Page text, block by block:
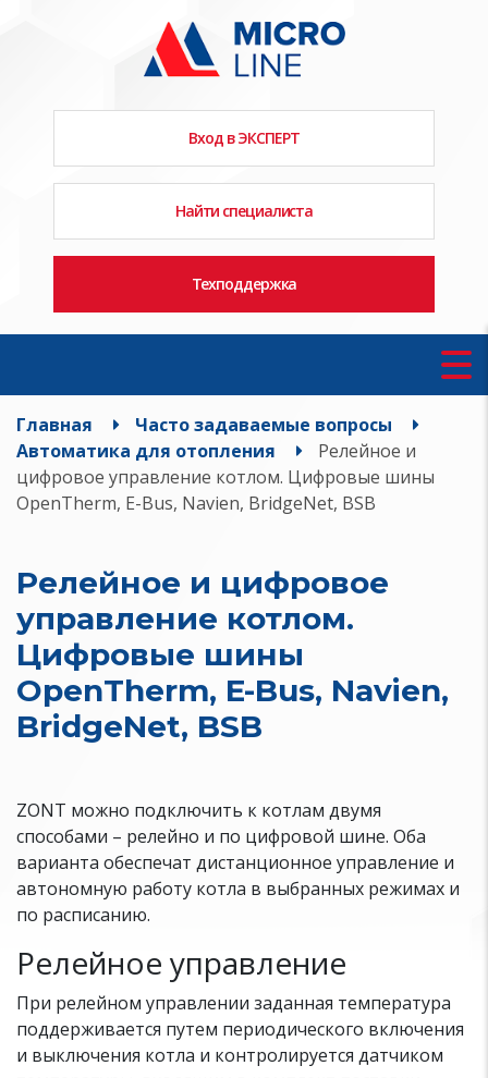
Вход в ЭКСПЕРТ
Найти специалиста
Техподдержка
Главная
Часто задаваемые вопросы
Автоматика для отопления
Релейное и
цифровое управление котлом. Цифровые шины
OpenTherm, E-Bus, Navien, BridgeNet, BSB
Релейное и цифровое
управление котлом.
Цифровые шины
OpenTherm, E-Bus, Navien,
BridgeNet, BSB
ZONT можно подключить к котлам двумя
способами – релейно и по цифровой шине. Оба
варианта обеспечат дистанционное управление и
автономную работу котла в выбранных режимах и
по расписанию.
Релейное управление
При релейном управлении заданная температура
поддерживается путем периодического включения
и выключения котла и контролируется датчиком